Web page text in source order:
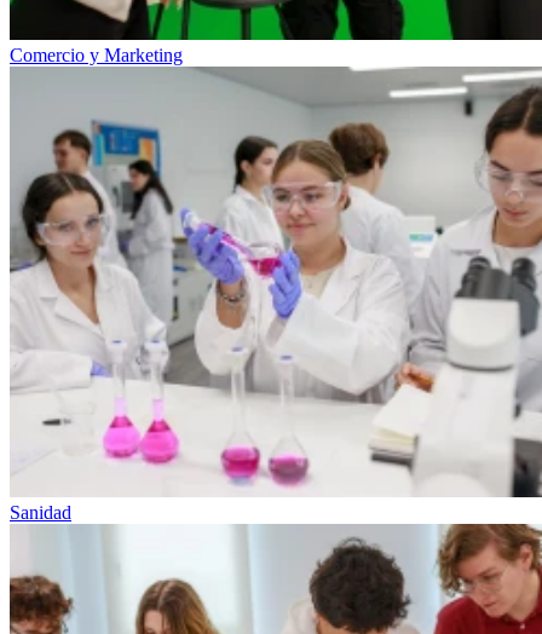
Comercio y Marketing
Sanidad